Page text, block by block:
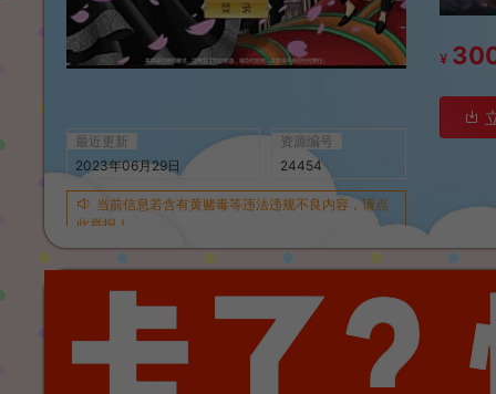
最近更新
2023年06月29日
资源编号
24454
当前信息若含有黄赌毒等违法违规不良内容，请点
此举报！
¥